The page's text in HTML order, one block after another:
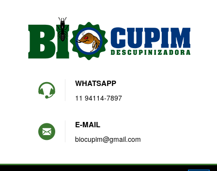
WHATSAPP
11 94114-7897
E-MAIL
biocupim@gmail.com